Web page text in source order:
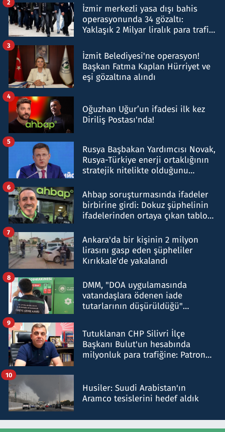
İzmir merkezli yasa dışı bahis
operasyonunda 34 gözaltı:
Yaklaşık 2 Milyar liralık para trafiği
2
İzmit Belediyesi'ne operasyon!
Başkan Fatma Kaplan Hürriyet ve
eşi gözaltına alındı
3
Oğuzhan Uğur’un ifadesi ilk kez
Diriliş Postası'nda!
4
Rusya Başbakan Yardımcısı Novak,
Rusya-Türkiye enerji ortaklığının
stratejik nitelikte olduğunu
5
Ahbap soruşturmasında ifadeler
birbirine girdi: Dokuz şüphelinin
ifadelerinden ortaya çıkan tablo
6
Ankara'da bir kişinin 2 milyon
lirasını gasp eden şüpheliler
Kırıkkale'de yakalandı
7
DMM, "DOA uygulamasında
vatandaşlara ödenen iade
tutarlarının düşürüldüğü"
8
Tutuklanan CHP Silivri İlçe
Başkanı Bulut'un hesabında
milyonluk para trafiğine: Patron
9
Husiler: Suudi Arabistan'ın
Aramco tesislerini hedef aldık
10